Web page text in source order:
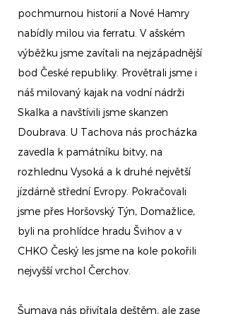
pochmurnou historií a Nové Hamry
nabídly milou via ferratu. V ašském
výběžku jsme zavítali na nejzápadnější
bod České republiky. Provětrali jsme i
náš milovaný kajak na vodní nádrži
Skalka a navštívili jsme skanzen
Doubrava. U Tachova nás procházka
zavedla k památníku bitvy, na
rozhlednu Vysoká a k druhé největší
jízdárně střední Evropy. Pokračovali
jsme přes Horšovský Týn, Domažlice,
byli na prohlídce hradu Švihov a v
CHKO Český les jsme na kole pokořili
nejvyšší vrchol Čerchov.
Šumava nás přivítala deštěm, ale zase